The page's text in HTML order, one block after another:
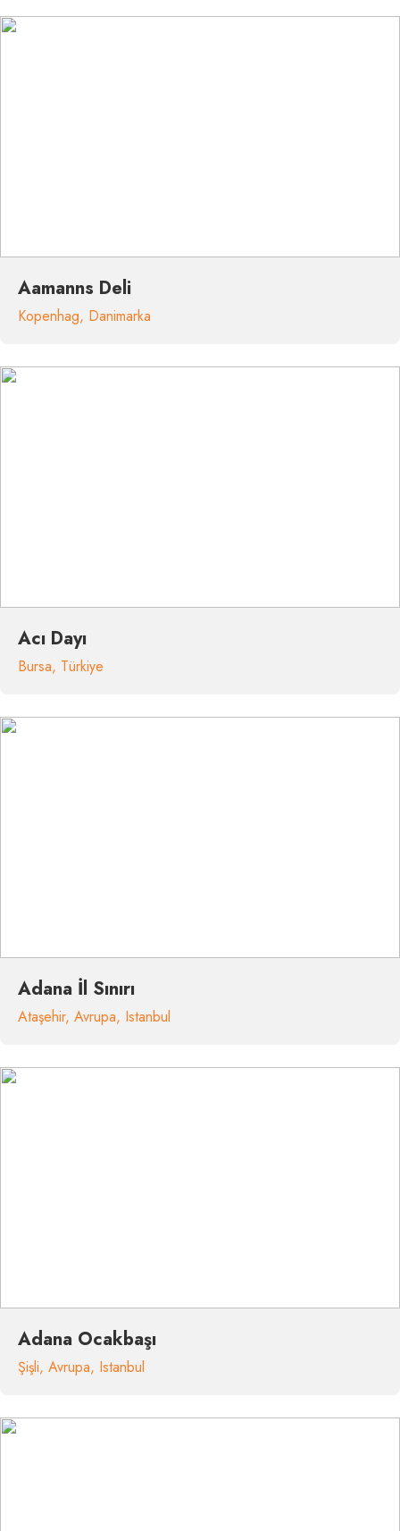
Aamanns Deli
Kopenhag, Danimarka
Acı Dayı
Bursa, Türkiye
Adana İl Sınırı
Ataşehir, Avrupa, Istanbul
Adana Ocakbaşı
Şişli, Avrupa, Istanbul